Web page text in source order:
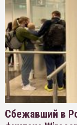
Сбежавший в